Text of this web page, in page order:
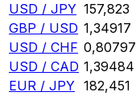
USD / JPY 157,823
GBP / USD 1,34917
USD / CHF
USD / CAD 1,39484
EUR / JPY 182,451